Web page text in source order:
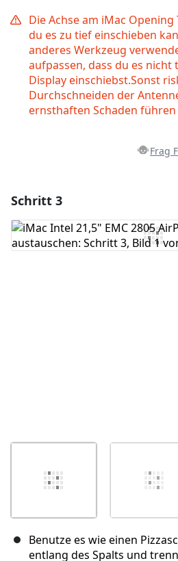
Die Achse am iMac
du es zu tief einschieben
anderes Werkzeug
aufpassen, dass du es nicht
Display einschiebst.Sonst
Durchschneiden der
ernsthaften Schaden führen
Frag
Kommentar hinzufügen
Schritt 3
Benutze es wie einen
entlang des Spalts und